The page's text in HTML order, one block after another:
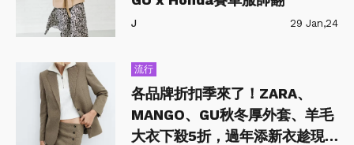
J 29 Jan,24
流行
各品牌折扣季來了！ZARA、
MANGO、GU秋冬厚外套、羊毛
大衣下殺5折，過年添新衣趁現